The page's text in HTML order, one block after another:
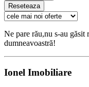
Reseteaza
Ne pare rău,nu s-au găsit
dumneavoastră!
Ionel Imobiliare